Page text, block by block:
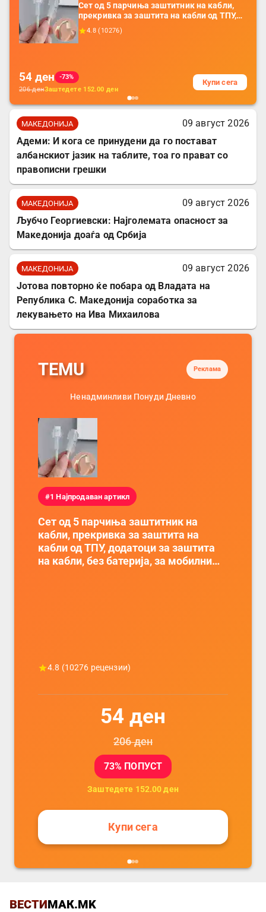
Сет од 5 парчиња заштитник на кабли,
прекривка за заштита на кабли од ТПУ,
додатоци за заштита на кабли, без
батерија, за мобилни телефони, комплет
4.8 ( 10276)
54 ден
-73%
206денЗаштедете 152.00 ден
Купи сега
МАКЕДОНИЈА
09 август 2026
Адеми: И кога се принудени да го постават
албанскиот јазик на таблите, тоа го прават со
правописни грешки
МАКЕДОНИЈА
09 август 2026
Љубчо Георгиевски: Најголемата опасност за
Македонија доаѓа од Србија
МАКЕДОНИЈА
09 август 2026
Јотова повторно ќе побара од Владата на
Република С. Македонија соработка за
лекувањето на Ива Михаилова
TEMU Реклама
Ненадминливи Понуди Дневно
#1 Најпродаван артикл
Сет од 5 парчиња заштитник на
кабли, прекривка за заштита на
кабли од ТПУ, додатоци за заштита
на кабли, без батерија, за мобилни
4.8 (10276 рецензии)
54 ден
206ден
73% ПОПУСТ
Заштедете 152.00 ден
Купи сега
ВЕСТИМАК.MK